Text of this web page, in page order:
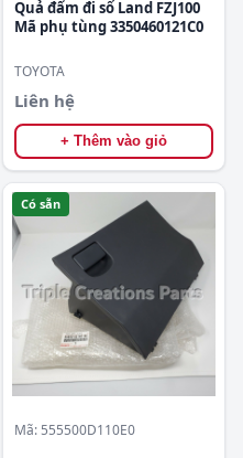
Quả đấm đi số Land FZJ100
Mã phụ tùng 3350460121C0
TOYOTA
Liên hệ
+ Thêm vào giỏ
Có sẵn
Mã: 555500D110E0